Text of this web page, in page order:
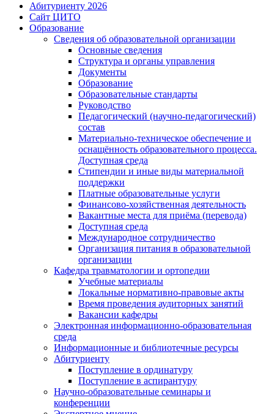
Абитуриенту 2026
Сайт ЦИТО
Образование
Сведения об образовательной организации
Основные сведения
Структура и органы управления
Документы
Образование
Образовательные стандарты
Руководство
Педагогический (научно-педагогический)
состав
Материально-техническое обеспечение и
оснащённость образовательного процесса.
Доступная среда
Стипендии и иные виды материальной
поддержки
Платные образовательные услуги
Финансово-хозяйственная деятельность
Вакантные места для приёма (перевода)
Доступная среда
Международное сотрудничество
Организация питания в образовательной
организации
Кафедра травматологии и ортопедии
Учебные материалы
Локальные нормативно-правовые акты
Время проведения аудиторных занятий
Вакансии кафедры
Электронная информационно-образовательная
среда
Информационные и библиотечные ресурсы
Абитуриенту
Поступление в ординатуру
Поступление в аспирантуру
Научно-образовательные семинары и
конференции